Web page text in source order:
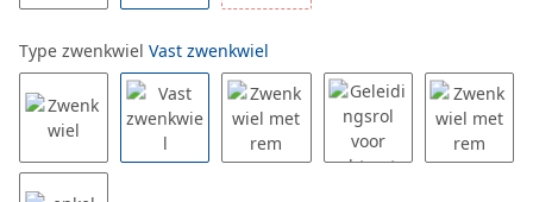
Type zwenkwiel Vast zwenkwiel